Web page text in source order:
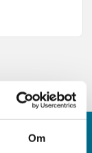
Om